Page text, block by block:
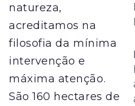
natureza,
acreditamos na
filosofia da mínima
intervenção e
máxima atenção.
São 160 hectares de